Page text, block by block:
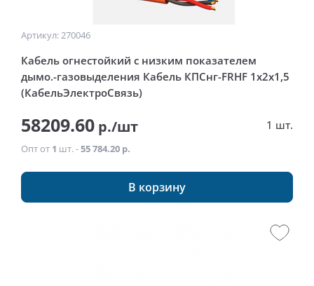
Артикул: 270046
Кабель огнестойкий с низким показателем
дымо.-газовыделения Кабель КПСнг-FRHF 1x2x1,5
(КабельЭлектроСвязь)
58209.60 р./шт 1 шт.
Опт от 1 шт. -55 784.20 р.
В корзину